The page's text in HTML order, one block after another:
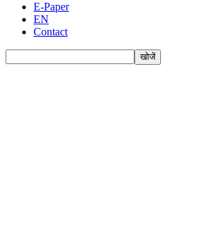
E-Paper
EN
Contact